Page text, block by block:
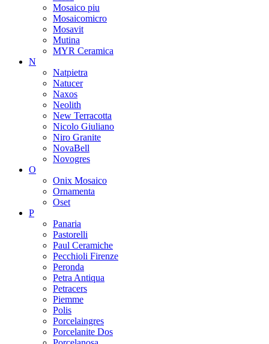
Mosaico piu
Mosaicomicro
Mosavit
Mutina
MYR Ceramica
N
Natpietra
Natucer
Naxos
Neolith
New Terracotta
Nicolo Giuliano
Niro Granite
NovaBell
Novogres
O
Onix Mosaico
Ornamenta
Oset
P
Panaria
Pastorelli
Paul Ceramiche
Pecchioli Firenze
Peronda
Petra Antiqua
Petracers
Piemme
Polis
Porcelaingres
Porcelanite Dos